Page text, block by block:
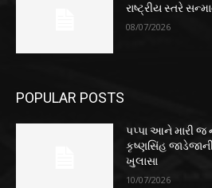
રાષ્ટ્રીય સ્તરે
08/07/2026
POPULAR POSTS
પપ્પા આને મારી જ
કૃષ્ણસિંહ
ખુલાસા
10/07/2026